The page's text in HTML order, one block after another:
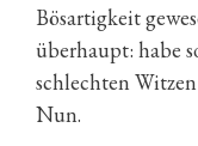
Bösartigkeit
überhaupt: habe
schlechten
Nun.